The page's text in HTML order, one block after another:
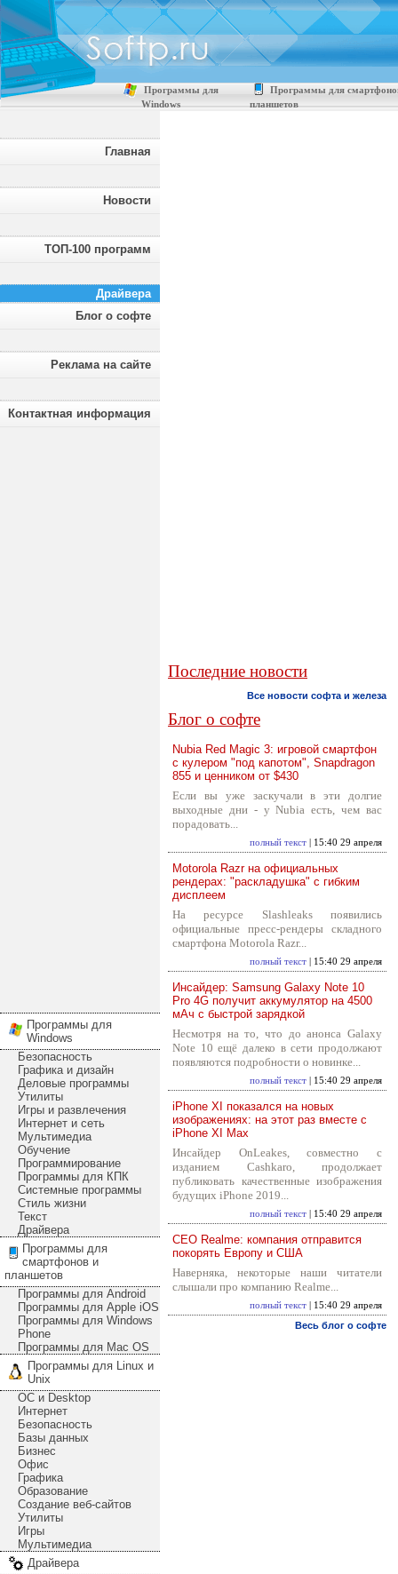
Программы для
Windows
Программы для
планшетов
Главная
Новости
ТОП-100 программ
Драйвера
Блог о софте
Реклама на сайте
Контактная информация
Программы для
Windows
Безопасность
Графика и дизайн
Деловые программы
Утилиты
Игры и развлечения
Интернет и сеть
Мультимедиа
Обучение
Программирование
Программы для КПК
Системные программы
Стиль жизни
Текст
Драйвера
Программы для
смартфонов и
планшетов
Программы для Android
Программы для Apple iOS
Программы для Windows
Phone
Программы для Mac OS
Программы для Linux и
Unix
ОС и Desktop
Интернет
Безопасность
Базы данных
Бизнес
Офис
Графика
Образование
Создание веб-сайтов
Утилиты
Игры
Мультимедиа
Драйвера
Последние новости
Все новости софта и железа
Блог о софте
Nubia Red Magic 3: игровой смартфон
с кулером "под капотом", Snapdragon
855 и ценником от $430
Если вы уже заскучали в эти долгие
выходные дни - у Nubia есть, чем вас
порадовать...
полный текст | 15:40 29 апреля
Motorola Razr на официальных
рендерах: "раскладушка" с гибким
дисплеем
На ресурсе Slashleaks появились
официальные пресс-рендеры складного
смартфона Motorola Razr...
полный текст | 15:40 29 апреля
Инсайдер: Samsung Galaxy Note 10
Pro 4G получит аккумулятор на 4500
мАч с быстрой зарядкой
Несмотря на то, что до анонса Galaxy
Note 10 ещё далеко в сети продолжают
появляются подробности о новинке...
полный текст | 15:40 29 апреля
iPhone XI показался на новых
изображениях: на этот раз вместе с
iPhone XI Max
Инсайдер OnLeakes, совместно с
изданием Cashkaro, продолжает
публиковать качественные изображения
будущих iPhone 2019...
полный текст | 15:40 29 апреля
CEO Realme: компания отправится
покорять Европу и США
Наверняка, некоторые наши читатели
слышали про компанию Realme...
полный текст | 15:40 29 апреля
Весь блог о софте